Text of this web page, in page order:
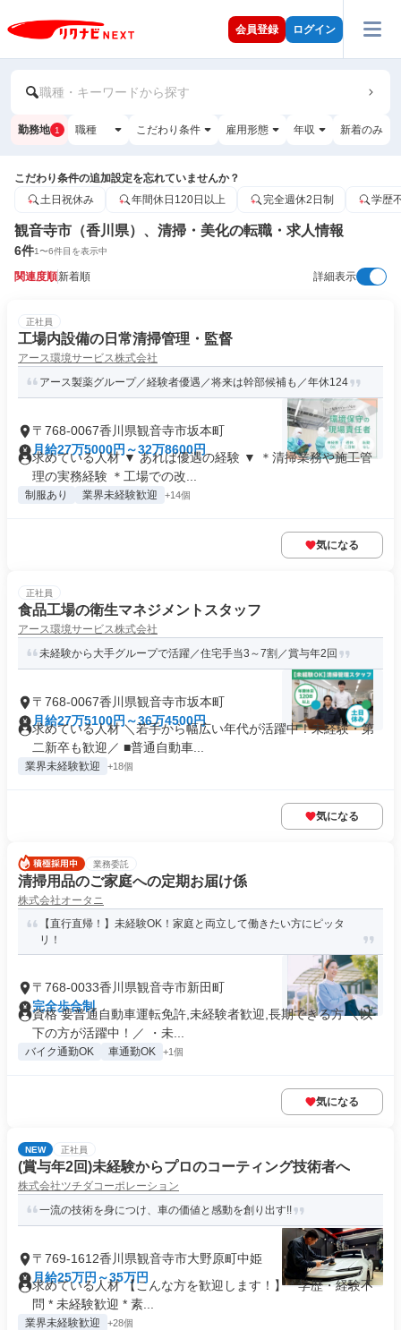
会員登録 ログイン
職種・キーワードから探す
勤務地 1 職種 こだわり条件 雇用形態 年収 新着のみ
こだわり条件の追加設定を忘れていませんか？
土日祝休み
年間休日120日以上 完全週休2日制 学歴
観音寺市（香川県）、清掃・美化の転職・求人情報
6件1〜6件目を表示中
関連度順新着順 詳細表示
正社員
工場内設備の日常清掃管理・監督
アース環境サービス株式会社
アース製薬グループ／経験者優遇／将来は幹部候補も／年休124
〒768-0067香川県観音寺市坂本町
月給27万5000円～32万8600円
求めている人材 ▼ あれば優遇の経験 ▼ ＊清掃業務や施工管
理の実務経験 ＊工場での改...
制服あり 業界未経験歓迎 +14個
気になる
正社員
食品工場の衛生マネジメントスタッフ
アース環境サービス株式会社
未経験から大手グループで活躍／住宅手当3～7割／賞与年2回
〒768-0067香川県観音寺市坂本町
月給27万5100円～36万4500円
求めている人材 ＼若手から幅広い年代が活躍中！未経験・第
二新卒も歓迎／ ■普通自動車...
業界未経験歓迎 +18個
気になる
業務委託
清掃用品のご家庭への定期お届け係
株式会社オータニ
【直行直帰！】未経験OK！家庭と両立して働きたい方にピッタ
リ！
〒768-0033香川県観音寺市新田町
完全歩合制
資格 要普通自動車運転免許,未経験者歓迎,長期できる方 ＼以
下の方が活躍中！／ ・未...
バイク通勤OK 車通勤OK +1個
気になる
NEW 正社員
(賞与年2回)未経験からプロのコーティング技術者へ
株式会社ツチダコーポレーション
一流の技術を身につけ、車の価値と感動を創り出す!!
〒769-1612香川県観音寺市大野原町中姫
月給25万円～35万円
求めている人材 【こんな方を歓迎します！】 * 学歴・経験不
問 * 未経験歓迎 * 素...
業界未経験歓迎 +28個